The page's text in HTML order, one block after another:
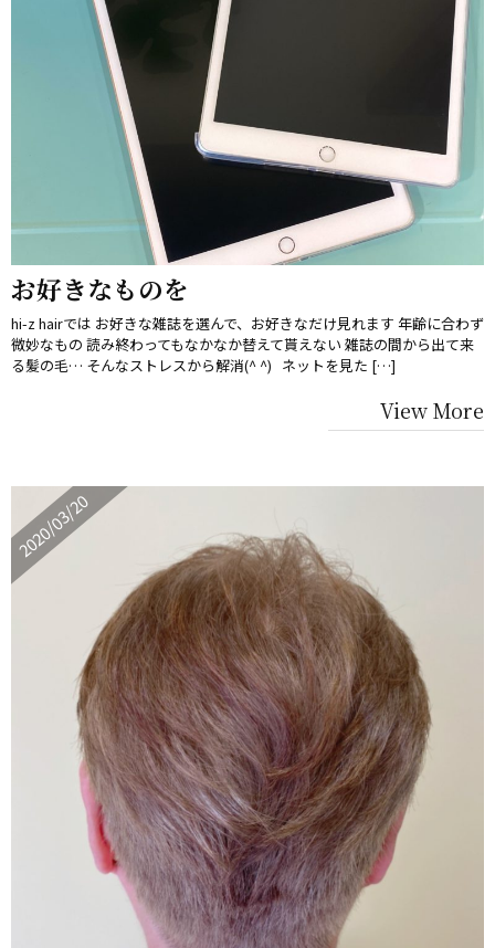
お好きなものを
hi-z hairでは お好きな雑誌を選んで、お好きなだけ見れます 年齢に合わず
微妙なもの 読み終わってもなかなか替えて貰えない 雑誌の間から出て来
る髪の毛… そんなストレスから解消(^ ^) ネットを見た […]
View More
2020/03/20